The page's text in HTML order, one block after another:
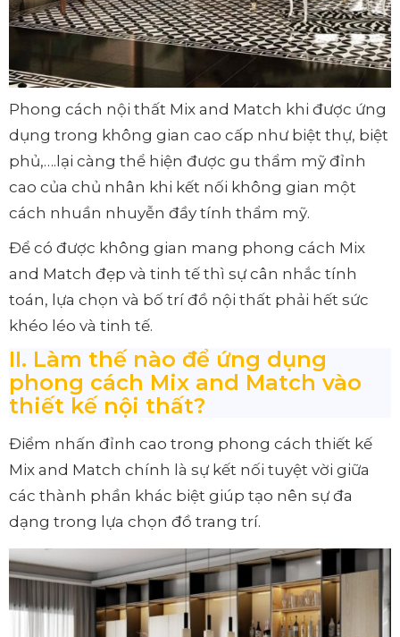
Phong cách nội thất Mix and Match khi được ứng
dụng trong không gian cao cấp như biệt thự, biệt
phủ,….lại càng thể hiện được gu thẩm mỹ đỉnh
cao của chủ nhân khi kết nối không gian một
cách nhuần nhuyễn đầy tính thẩm mỹ.
Để có được không gian mang phong cách Mix
and Match đẹp và tinh tế thì sự cân nhắc tính
toán, lựa chọn và bố trí đồ nội thất phải hết sức
khéo léo và tinh tế.
II. Làm thế nào để ứng dụng
phong cách Mix and Match vào
thiết kế nội thất?
Điểm nhấn đỉnh cao trong phong cách thiết kế
Mix and Match chính là sự kết nối tuyệt vời giữa
các thành phần khác biệt giúp tạo nên sự đa
dạng trong lựa chọn đồ trang trí.